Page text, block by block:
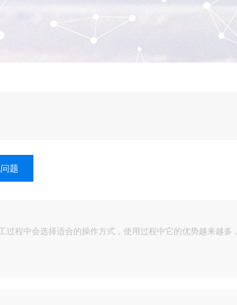
题
过程中会选择适合的操作方式，使用过程中它的优势越来越